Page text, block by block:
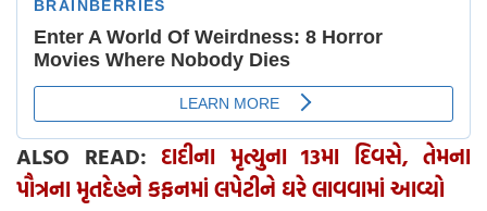
ALSO READ: દાદીના મૃત્યુના 13મા દિવસે, તેમના
પૌત્રના મૃતદેહને કફનમાં લપેટીને ઘરે લાવવામાં આવ્યો